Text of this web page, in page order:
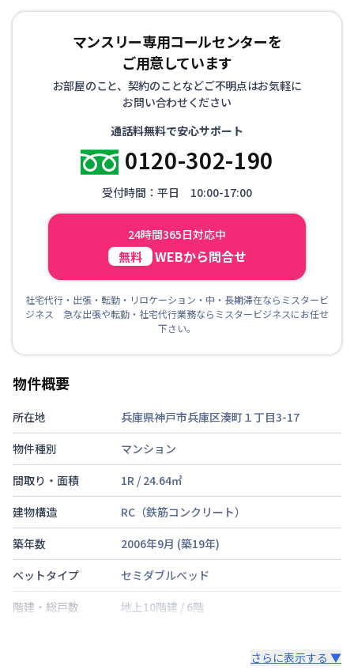
マンスリー専用コールセンターを
ご用意しています
お部屋のこと、契約のことなどご不明点はお気軽に
お問い合わせください
通話料無料で安心サポート
0120-302-190
受付時間：平日 10:00-17:00
24時間365日対応中
無料 WEBから問合せ
社宅代行・出張・転勤・リロケーション・中・長期滞在ならミスタービ
ジネス 急な出張や転勤・社宅代行業務ならミスタービジネスにお任せ
下さい。
物件概要
所在地
兵庫県神戸市兵庫区湊町１丁目3-17
物件種別
マンション
間取り・面積
1R / 24.64㎡
建物構造
RC（鉄筋コンクリート）
築年数
2006年9月 (築19年)
ベットタイプ
セミダブルベッド
階建・総戸数
地上10階建 / 6階
さらに表示する ▼